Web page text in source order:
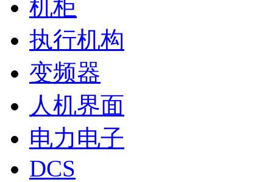
机柜
执行机构
变频器
人机界面
电力电子
DCS